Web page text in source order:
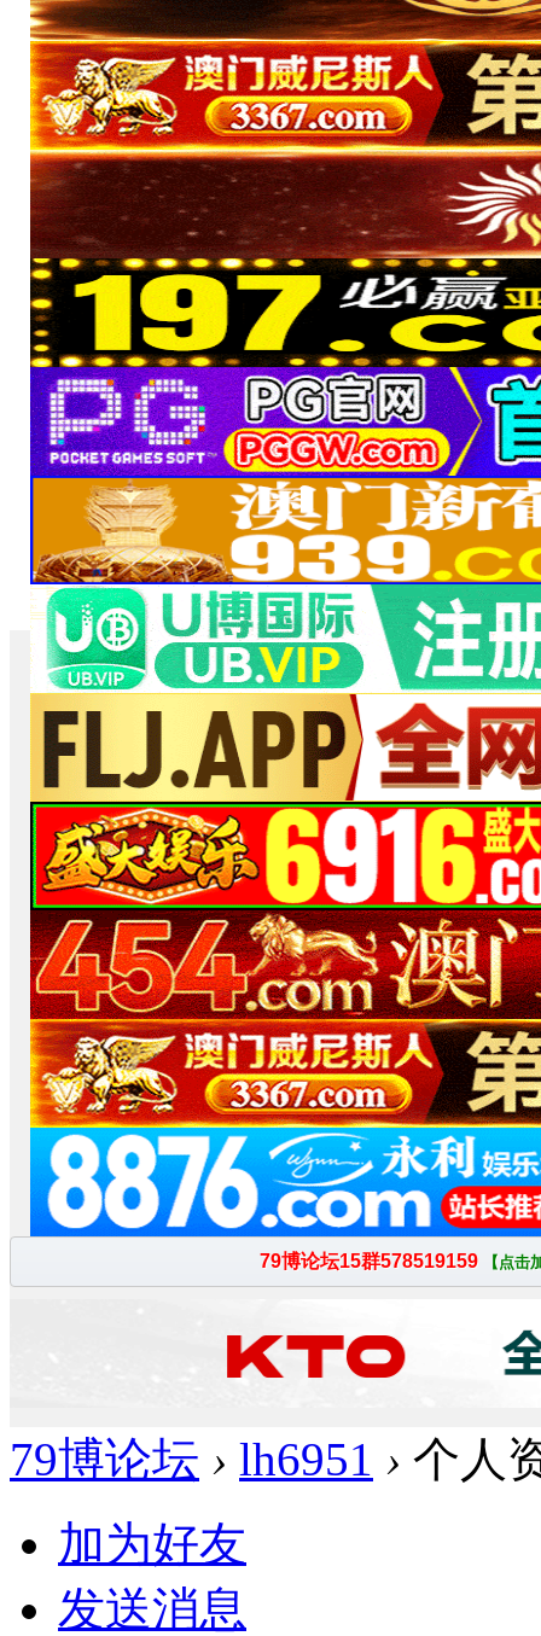
79博论坛 › lh6951 › 个人
加为好友
发送消息